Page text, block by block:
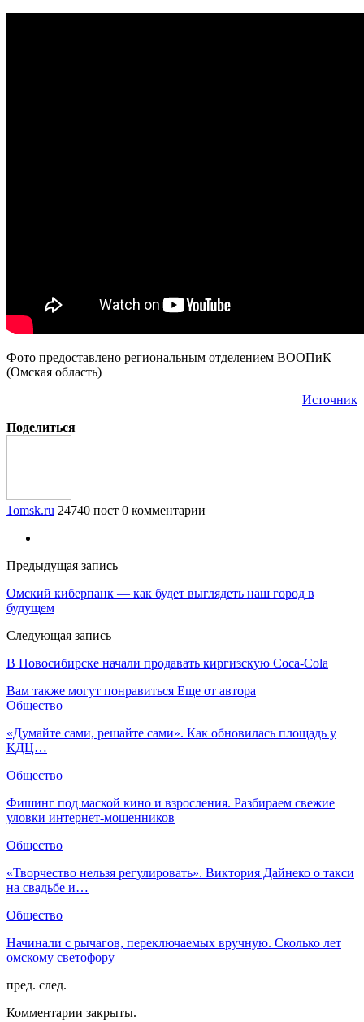
Фото предоставлено региональным отделением ВООПиК
(Омская область)
Источник
Поделиться
1omsk.ru 24740 пост 0 комментарии
Предыдущая запись
Омский киберпанк — как будет выглядеть наш город в
будущем
Следующая запись
В Новосибирске начали продавать киргизскую Coca-Cola
Вам также могут понравиться Еще от автора
Общество
«Думайте сами, решайте сами». Как обновилась площадь у
КДЦ…
Общество
Фишинг под маской кино и взросления. Разбираем свежие
уловки интернет-мошенников
Общество
«Творчество нельзя регулировать». Виктория Дайнеко о такси
на свадьбе и…
Общество
Начинали с рычагов, переключаемых вручную. Сколько лет
омскому светофору
пред. след.
Комментарии закрыты.